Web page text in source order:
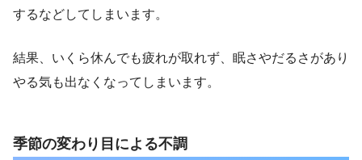
するなどしてしまいます。
結果、いくら休んでも疲れが取れず、眠さやだるさがあり
やる気も出なくなってしまいます。
季節の変わり目による不調